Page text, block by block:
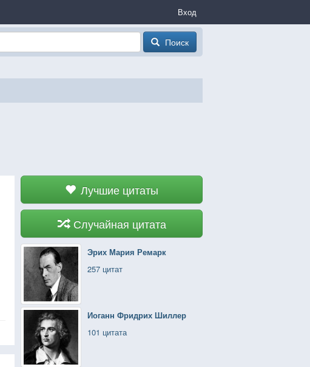
Вход
Поиск
Лучшие цитаты
Случайная цитата
Эрих Мария Ремарк
257 цитат
Иоганн Фридрих Шиллер
101 цитата